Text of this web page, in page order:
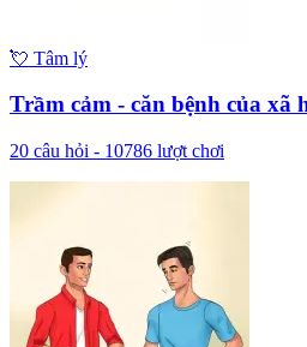
💘 Tâm lý
Trầm cảm - căn bệnh của xã
20 câu hỏi - 10786 lượt chơi